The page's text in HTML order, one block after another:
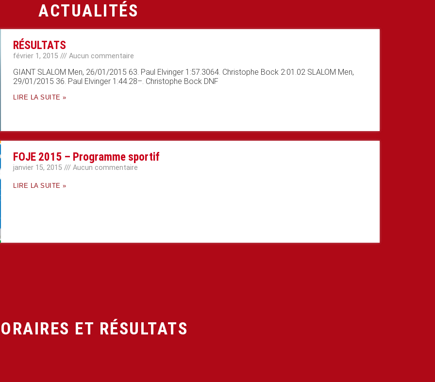
ACTUALITÉS
RÉSULTATS
février 1, 2015 Aucun commentaire
GIANT SLALOM Men, 26/01/2015 63. Paul Elvinger 1:57.3064. Christophe Bock 2:01.02 SLALOM Men,
29/01/2015 36. Paul Elvinger 1:44.28–. Christophe Bock DNF
LIRE LA SUITE »
FOJE 2015 – Programme sportif
janvier 15, 2015 Aucun commentaire
LIRE LA SUITE »
ET RÉSULTATS